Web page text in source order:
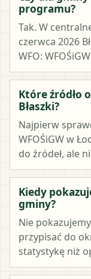
programu?
Tak. W
czerwca 2026
WFO:
Które źródło
Błaszki?
Najpierw
WFOŚiGW w
do źródeł, ale
Kiedy
gminy?
Nie
przypisać do
statystykę niż